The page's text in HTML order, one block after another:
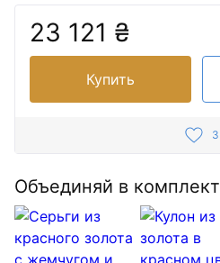
23 121 ₴
Купить
3
Объединяй в комплект